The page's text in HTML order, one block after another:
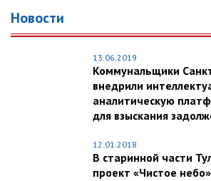
Новости
13.06.2019
Коммунальщики
внедрили
аналитическую
для взыскания
12.01.2018
В старинной части
проект «Чистое небо»